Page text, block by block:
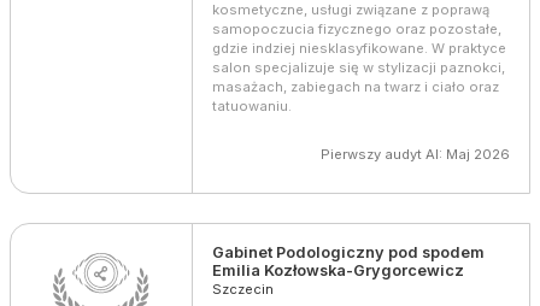
kosmetyczne, usługi związane z poprawą
samopoczucia fizycznego oraz pozostałe,
gdzie indziej niesklasyfikowane. W praktyce
salon specjalizuje się w stylizacji paznokci,
masażach, zabiegach na twarz i ciało oraz
tatuowaniu.
Pierwszy audyt AI: Maj 2026
Gabinet Podologiczny pod spodem
Emilia Kozłowska-Grygorcewicz
Szczecin